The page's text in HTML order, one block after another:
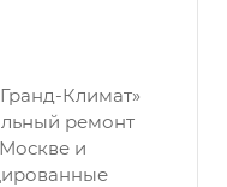
Климат»
ремонт
и